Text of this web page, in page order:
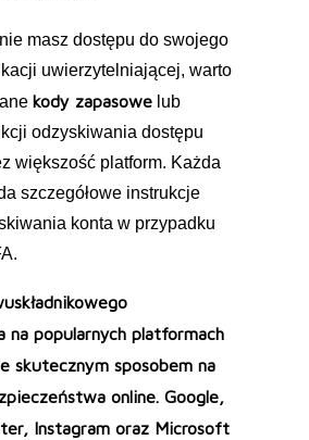
masz dostępu do swojego
uwierzytelniającej, warto
kody zapasowe lub
odzyskiwania dostępu
większość platform. Każda
szczegółowe instrukcje
konta w przypadku
na popularnych platformach
skutecznym sposobem na
online. Google,
Instagram oraz Microsoft